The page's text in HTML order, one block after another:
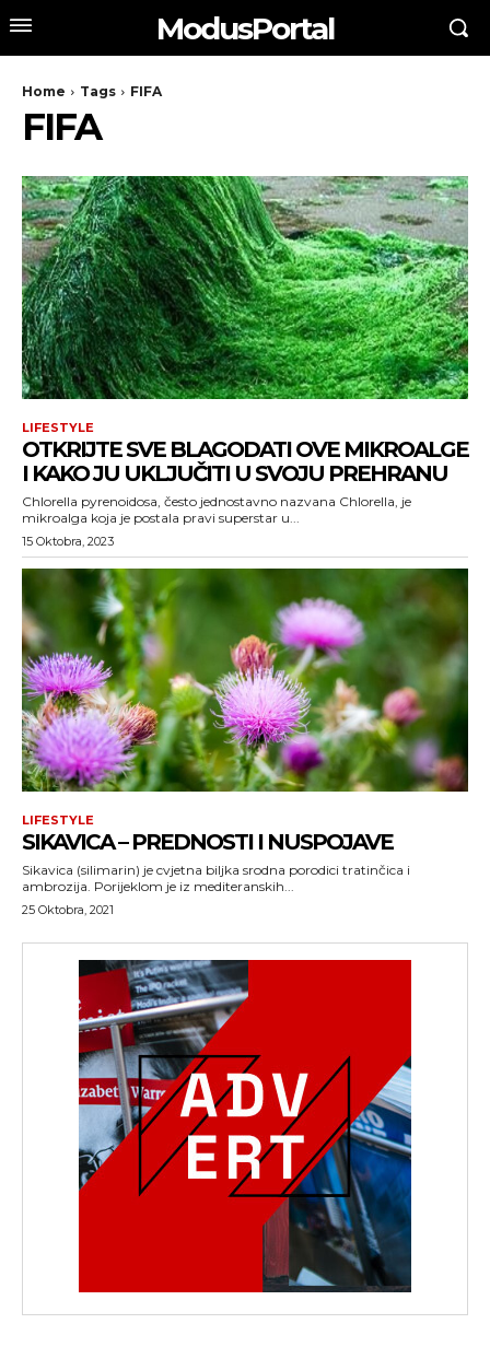
ModusPortal
Home Tags FIFA
FIFA
LIFESTYLE
OTKRIJTE SVE BLAGODATI OVE MIKROALGE
I KAKO JU UKLJUČITI U SVOJU PREHRANU
Chlorella pyrenoidosa, često jednostavno nazvana Chlorella, je
mikroalga koja je postala pravi superstar u...
15 Oktobra, 2023
LIFESTYLE
SIKAVICA – PREDNOSTI I NUSPOJAVE
Sikavica (silimarin) je cvjetna biljka srodna porodici tratinčica i
ambrozija. Porijeklom je iz mediteranskih...
25 Oktobra, 2021